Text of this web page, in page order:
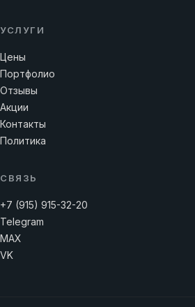
УСЛУГИ
Цены
Портфолио
Отзывы
Акции
Контакты
Политика
СВЯЗЬ
+7 (915) 915-32-20
Telegram
MAX
VK